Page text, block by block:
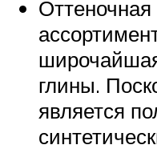
глины.
является